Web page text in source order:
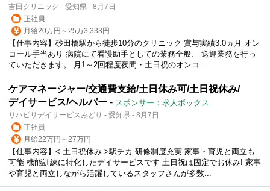
吉田クリニック - 愛知県 - 8月7日
正社員
月給20万円～25万3,333円
【仕事内容】砂田橋駅から徒歩10分のクリニック 賞与実績3.0ヵ月 オン
コール手当あり 病院にて看護助手としての業務全般、 送迎業務を行っ
ていただきます。 月1～2回程度夜間・土日祝のオンコ...
ケアマネージャー/交通費支給/土日休み可/土日祝休み/
デイサービス/ヘルパー - スポンサー：求人ボックス
リハビリデイサービスみどり - 愛知県 - 8月7日
正社員
月給22万円～27万円
【仕事内容】< 土日祝休み >駅チカ 研修制度充実 家事・育児と両立も
可能 機能訓練に特化したデイサービスです 土日祝は固定でお休み! 家事
や育児と両立しながら活躍しているスタッフさんが多数...